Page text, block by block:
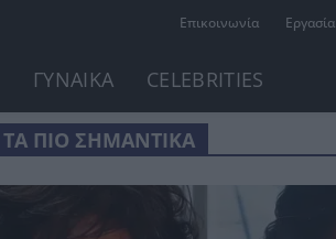
Επικοινωνία Εργασία
ΓΥΝΑΙΚΑ CELEBRITIES
ΤΑ ΠΙΟ ΣΗΜΑΝΤΙΚΑ